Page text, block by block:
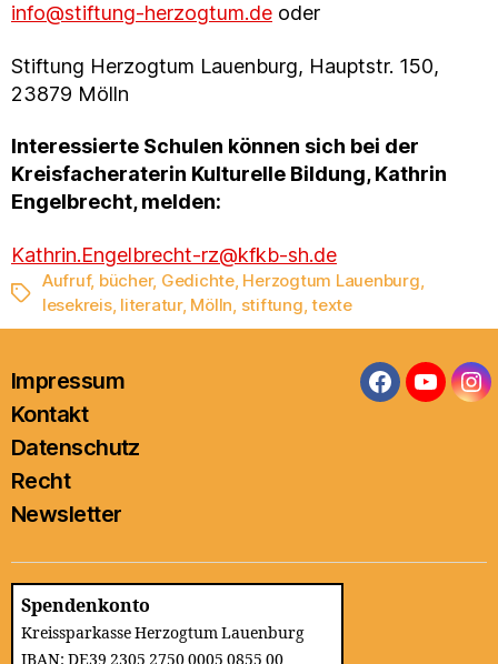
info@stiftung-herzogtum.de oder
Stiftung Herzogtum Lauenburg, Hauptstr. 150,
23879 Mölln
Interessierte Schulen können sich bei der
Kreisfacheraterin Kulturelle Bildung, Kathrin
Engelbrecht, melden:
Kathrin.Engelbrecht-rz@kfkb-sh.de
Schlagwörter
Aufruf, bücher, Gedichte, Herzogtum Lauenburg
lesekreis, literatur, Mölln stiftung ,texte
Impressum
Kontakt
Datenschutz
Recht
Newsletter
Facebook
Spendenkonto
Kreissparkasse Herzogtum Lauenburg
IBAN: DE39 2305 2750 0005 0855 00